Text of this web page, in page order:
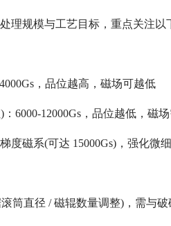
理规模与工艺目标，重点关注以
，品位越高，磁场可越低
6000-12000Gs，品位越低，磁
度磁系(可达 15000Gs)，强化微
筒直径 / 磁辊数量调整)，需与